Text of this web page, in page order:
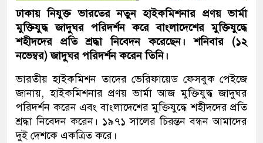
ঢাকায় নিযুক্ত ভার‌তের নতুন হাইক‌মিশনার প্রণয় ভার্মা
মুক্তিযুদ্ধ জাদুঘর পরিদর্শন করে বাংলাদেশের মুক্তিযুদ্ধে
শহীদদের প্রতি শ্রদ্ধা নিবেদন করেছেন। শনিবার (১২
নভেম্বর) জাদুঘর পরিদর্শন করেন তিনি।
ভারতীয় হাইকমিশন তাদের ভেরিফায়েড ফেসবুক পেইজে
জানায়, হাইকমিশনার প্রণয় ভার্মা আজ মুক্তিযুদ্ধ জাদুঘর
পরিদর্শন করেন এবং বাংলাদেশের মুক্তিযুদ্ধে শহীদদের প্রতি
শ্রদ্ধা নিবেদন করেন। ১৯৭১ সালের চিরন্তন বন্ধন আমাদের
দুই দেশকে একত্রিত করে।